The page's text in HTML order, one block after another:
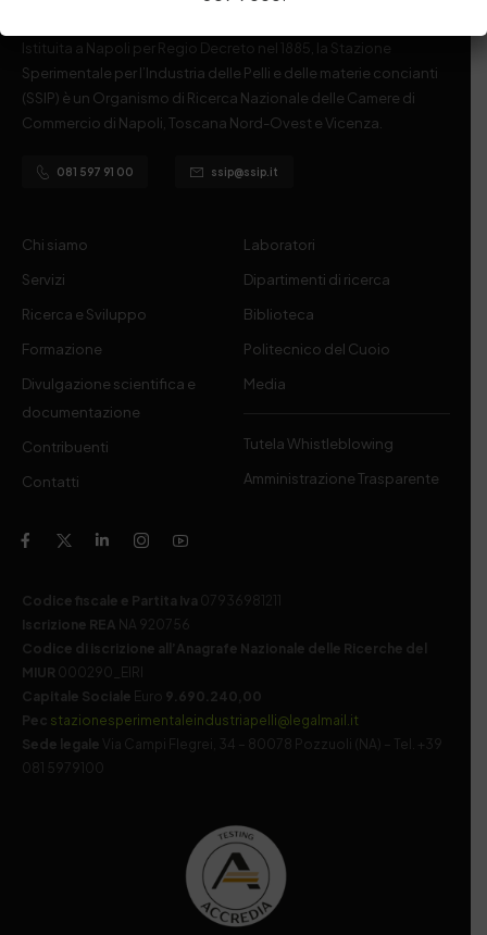
Istituita a Napoli per Regio Decreto nel 1885, la Stazione
Sperimentale per l’Industria delle Pelli e delle materie concianti
(SSIP) è un Organismo di Ricerca Nazionale delle Camere di
Commercio di Napoli, Toscana Nord-Ovest e Vicenza.
081 597 91 00 ssip@ssip.it
Chi siamo
Servizi
Ricerca e Sviluppo
Formazione
Divulgazione scientifica e
documentazione
Contribuenti
Contatti
Laboratori
Dipartimenti di ricerca
Biblioteca
Politecnico del Cuoio
Media
Tutela Whistleblowing
Amministrazione Trasparente
Codice fiscale e Partita Iva 07936981211
Iscrizione REA NA 920756
Codice di iscrizione all’Anagrafe Nazionale delle Ricerche del
MIUR 000290_EIRI
Capitale Sociale Euro 9.690.240,00
Pec stazionesperimentaleindustriapelli@legalmail.it
Sede legale
Via Campi Flegrei, 34 – 80078 Pozzuoli (NA) – Tel. +39
081 5979100